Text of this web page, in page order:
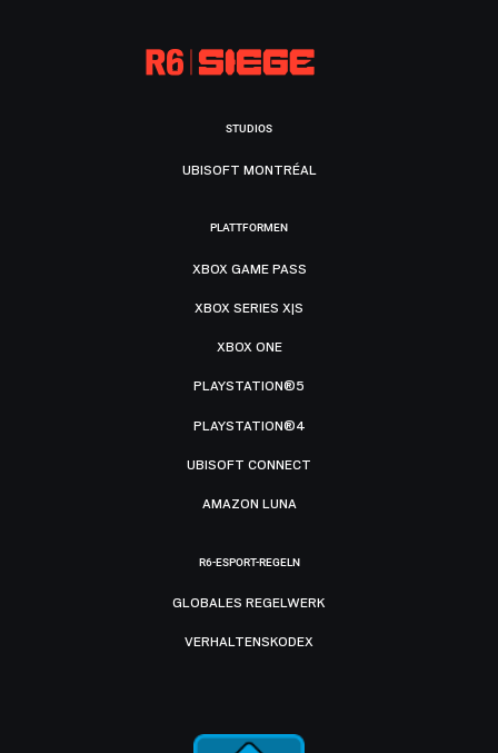
STUDIOS
UBISOFT MONTRÉAL
PLATTFORMEN
XBOX GAME PASS
XBOX SERIES X|S
XBOX ONE
PLAYSTATION®5
PLAYSTATION®4
UBISOFT CONNECT
AMAZON LUNA
R6-ESPORT-REGELN
GLOBALES REGELWERK
VERHALTENSKODEX